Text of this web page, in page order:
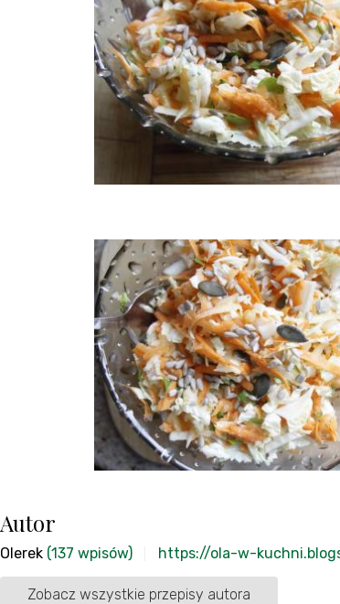
Autor
Olerek (137 wpisów) https://ola-w-
Zobacz wszystkie przepisy autora